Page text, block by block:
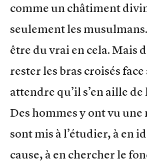
comme un châtiment
seulement les
être du vrai en cela. Mais
rester les bras croisés face
attendre qu’il s’en aille
Des hommes y ont vu une
sont mis à l’étudier, à en
cause, à en chercher le